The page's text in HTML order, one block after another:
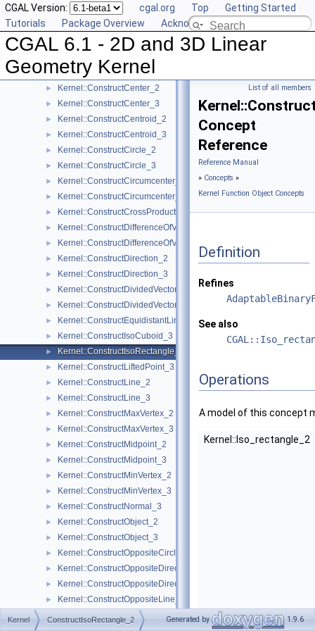
CGAL Version: cgal.org Top
Getting Started
Tutorials
Package Overview Acknowledging CGAL
CGAL 6.1 - 2D and 3D Linear
Geometry Kernel
► Kernel::ConstructBbox_3
Kernel::ConstructBisector_2
Kernel::ConstructBisector_3
Kernel::ConstructCartesianConstIterator_2
► Kernel::ConstructCartesianConstIterator_3
► Kernel::ConstructCenter_2
► Kernel::ConstructCenter_3
► Kernel::ConstructCentroid_2
► Kernel::ConstructCentroid_3
► Kernel::ConstructCircle_2
► Kernel::ConstructCircle_3
► Kernel::ConstructCircumcenter_2
► Kernel::ConstructCircumcenter_3
► Kernel::ConstructCrossProductVector_3
► Kernel::ConstructDifferenceOfVectors_2
► Kernel::ConstructDifferenceOfVectors_3
► Kernel::ConstructDirection_2
► Kernel::ConstructDirection_3
► Kernel::ConstructDividedVector_2
► Kernel::ConstructDividedVector_3
► Kernel::ConstructEquidistantLine_3
► Kernel::ConstructIsoCuboid_3
► Kernel::ConstructIsoRectangle_2
► Kernel::ConstructLiftedPoint_3
► Kernel::ConstructLine_2
► Kernel::ConstructLine_3
► Kernel::ConstructMaxVertex_2
► Kernel::ConstructMaxVertex_3
► Kernel::ConstructMidpoint_2
► Kernel::ConstructMidpoint_3
► Kernel::ConstructMinVertex_2
► Kernel::ConstructMinVertex_3
► Kernel::ConstructNormal_3
► Kernel::ConstructObject_2
► Kernel::ConstructObject_3
► Kernel::ConstructOppositeCircle_2
► Kernel::ConstructOppositeDirection_2
► Kernel::ConstructOppositeDirection_3
► Kernel::ConstructOppositeLine_2
► Kernel::ConstructOppositeLine_3
List of all members
Concept
Reference
Reference Manual
» Concepts »
Kernel Function Object Concepts
Definition
Refines
See also
Operations
A model of this concept
Kernel::Iso_rectangle_2
Kernel ConstructIsoRectangle_2 Generated by 1.9.6